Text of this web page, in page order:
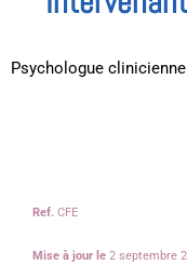
Psychologue
Ref. CFE
Mise à jour le 2 septembre